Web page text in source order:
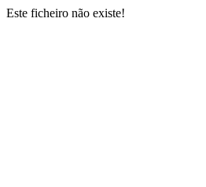
Este ficheiro não existe!